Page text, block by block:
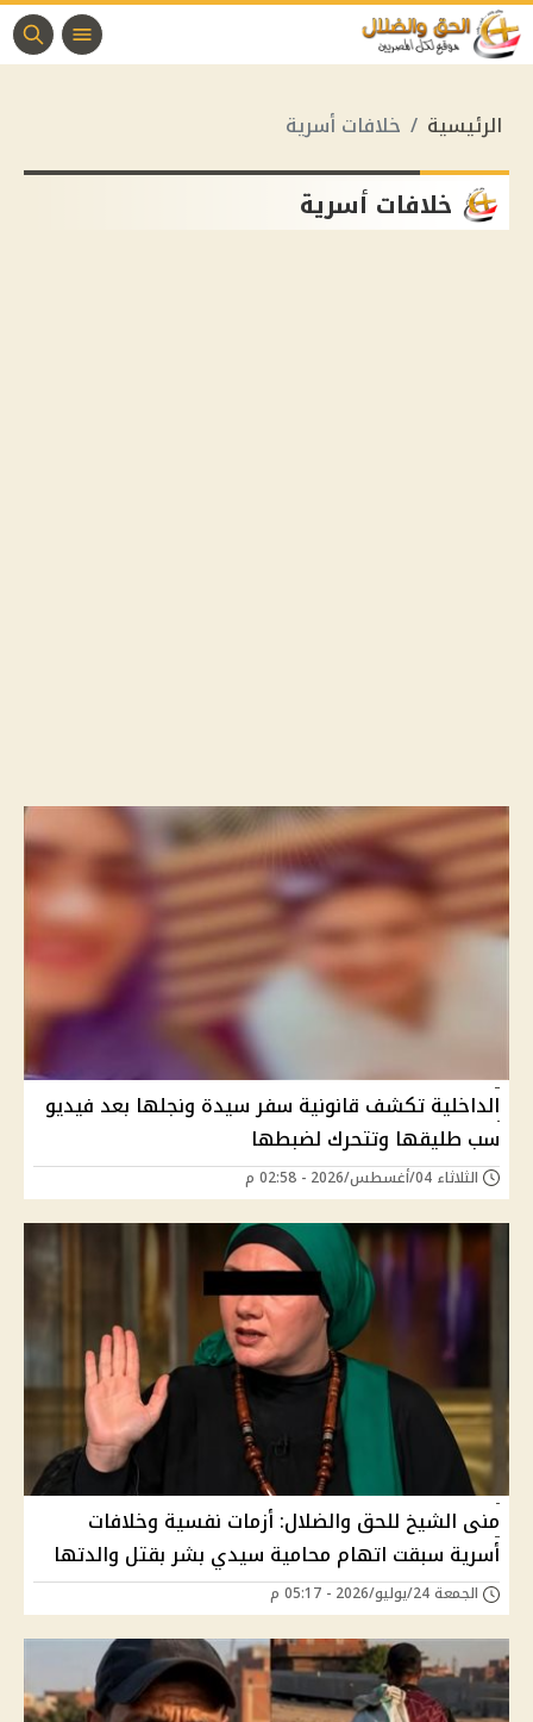
الرئيسية خلافات أسرية
خلافات أسرية
الداخلية تكشف قانونية سفر سيدة ونجلها بعد فيديو
سب طليقها وتتحرك لضبطها
الثلاثاء 04/أغسطس/2026 - 02:58 م
منى الشيخ للحق والضلال: أزمات نفسية وخلافات
أسرية سبقت اتهام محامية سيدي بشر بقتل والدتها
الجمعة 24/يوليو/2026 - 05:17 م